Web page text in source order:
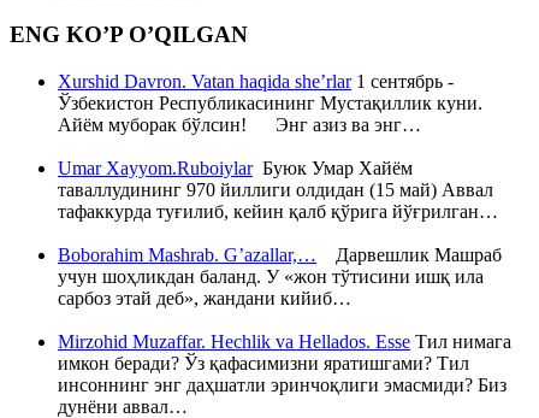
ENG KO’P O’QILGAN
Xurshid Davron. Vatan haqida she’rlar1 сентябрь -
Ўзбекистон Республикасининг Мустақиллик куни.
Айём муборак бўлсин! Энг азиз ва энг…
Umar Xayyom.RuboiylarБуюк Умар Хайём
таваллудининг 970 йиллиги олдидан (15 май) Аввал
тафаккурда туғилиб, кейин қалб қўрига йўғрилган…
Boborahim Mashrab. G’azallar,… Дарвешлик Машраб
учун шоҳликдан баланд. У «жон тўтисини ишқ ила
сарбоз этай деб», жандани кийиб…
Mirzohid Muzaffar. Hechlik va Hellados. Esse Тил нимага
имкон беради? Ўз қафасимизни яратишгами? Тил
инсоннинг энг даҳшатли эринчоқлиги эмасмиди? Биз
дунёни аввал…